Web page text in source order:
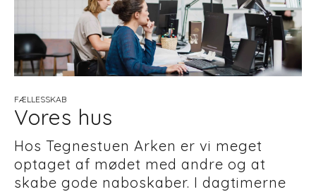
FÆLLESSKAB
Vores hus
Hos Tegnestuen Arken er vi meget
optaget af mødet med andre og at
skabe gode naboskaber. I dagtimerne